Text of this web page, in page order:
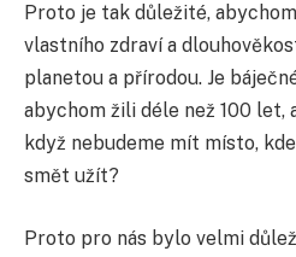
Proto je tak důležité,
vlastního zdraví a
planetou a přírodou. Je
abychom žili déle než 100 let,
když nebudeme mít místo,
smět užít?
Proto pro nás bylo velmi